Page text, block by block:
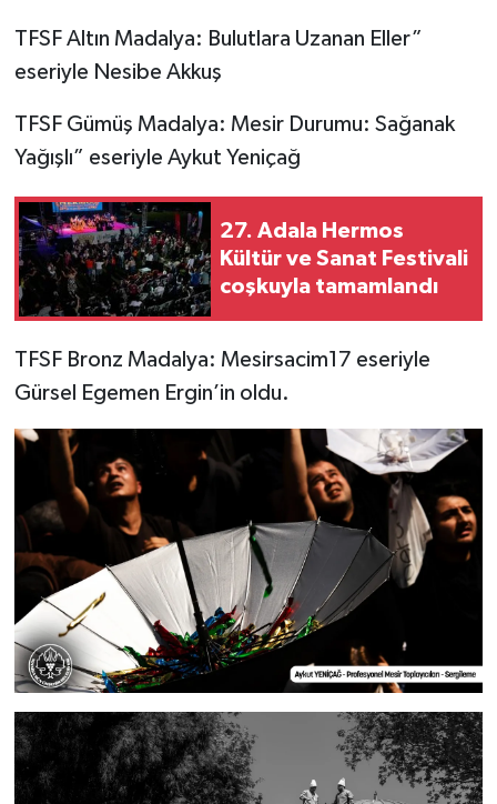
TFSF Altın Madalya: Bulutlara Uzanan Eller”
eseriyle Nesibe Akkuş
TFSF Gümüş Madalya: Mesir Durumu: Sağanak
Yağışlı” eseriyle Aykut Yeniçağ
27. Adala Hermos
Kültür ve Sanat Festivali
coşkuyla tamamlandı
TFSF Bronz Madalya: Mesirsacim17 eseriyle
Gürsel Egemen Ergin’in oldu.